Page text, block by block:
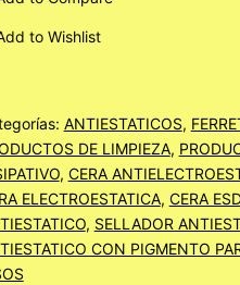
to Wishlist
ANTIESTATICOS,
DE LIMPIEZA,
, CERA
ELECTROESTATICA, CERA ESD
, SELLADOR
CON PIGMENTO